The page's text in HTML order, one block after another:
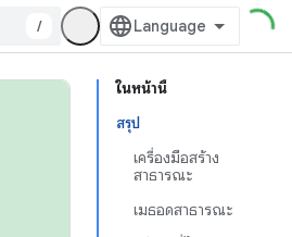
/
ในหน้านี้
สรุป
เครื่องมือสร้าง
สาธารณะ
เมธอดสาธารณะ